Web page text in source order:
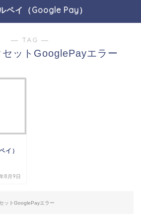
ペイ（Google Pay）
― TAG ―
ットGooglePayエラー
イ）
8月9日
ットGooglePayエラー